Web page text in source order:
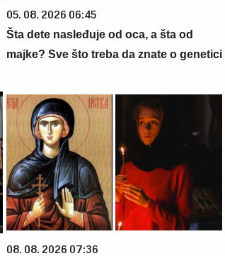
05. 08. 2026 06:45
Šta dete nasleđuje od oca, a šta od
majke? Sve što treba da znate o genetici
08. 08. 2026 07:36